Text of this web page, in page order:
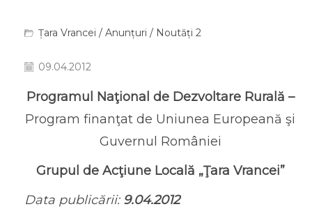
Țara Vrancei / Anunțuri / Noutăți 2
09.04.2012
Programul Naţional de Dezvoltare Rurală –
Program finanţat de Uniunea Europeană şi
Guvernul României
Grupul de Acţiune Locală „Ţara Vrancei”
Data publicării: 9.04.2012